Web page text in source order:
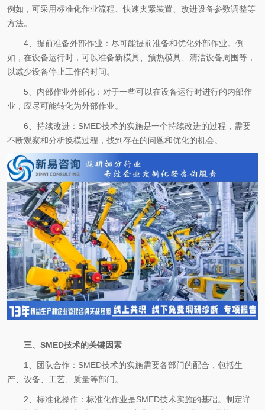
例如，可采用标准化作业流程、快速夹紧装置、改进设备参数调整等
方法。
4、提前准备外部作业：尽可能提前准备和优化外部作业。例
如，在设备运行时，可以准备新模具、预热模具、清洁设备周围等，
以减少设备停止工作的时间。
5、内部作业外部化：对于一些可以在设备运行时进行的内部作
业，应尽可能转化为外部作业。
6、持续改进：SMED技术的实施是一个持续改进的过程，需要
不断观察和分析换模过程，找到存在的问题和优化的机会。
三、SMED技术的关键因素
1、团队合作：SMED技术的实施需要各部门的配合，包括生
产、设备、工艺、质量等部门。
2、标准化操作：标准化作业是SMED技术实施的基础。制定详